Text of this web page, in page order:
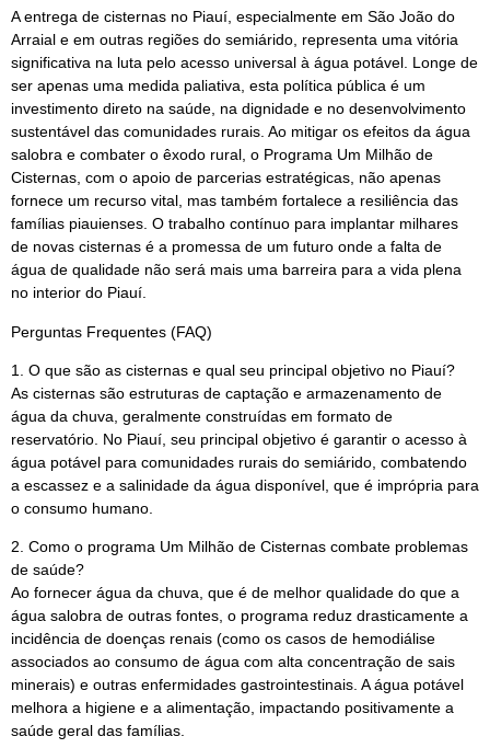
A entrega de cisternas no Piauí, especialmente em São João do
Arraial e em outras regiões do semiárido, representa uma vitória
significativa na luta pelo acesso universal à água potável. Longe de
ser apenas uma medida paliativa, esta política pública é um
investimento direto na saúde, na dignidade e no desenvolvimento
sustentável das comunidades rurais. Ao mitigar os efeitos da água
salobra e combater o êxodo rural, o Programa Um Milhão de
Cisternas, com o apoio de parcerias estratégicas, não apenas
fornece um recurso vital, mas também fortalece a resiliência das
famílias piauienses. O trabalho contínuo para implantar milhares
de novas cisternas é a promessa de um futuro onde a falta de
água de qualidade não será mais uma barreira para a vida plena
no interior do Piauí.
Perguntas Frequentes (FAQ)
1. O que são as cisternas e qual seu principal objetivo no Piauí?
As cisternas são estruturas de captação e armazenamento de
água da chuva, geralmente construídas em formato de
reservatório. No Piauí, seu principal objetivo é garantir o acesso à
água potável para comunidades rurais do semiárido, combatendo
a escassez e a salinidade da água disponível, que é imprópria para
o consumo humano.
2. Como o programa Um Milhão de Cisternas combate problemas
de saúde?
Ao fornecer água da chuva, que é de melhor qualidade do que a
água salobra de outras fontes, o programa reduz drasticamente a
incidência de doenças renais (como os casos de hemodiálise
associados ao consumo de água com alta concentração de sais
minerais) e outras enfermidades gastrointestinais. A água potável
melhora a higiene e a alimentação, impactando positivamente a
saúde geral das famílias.